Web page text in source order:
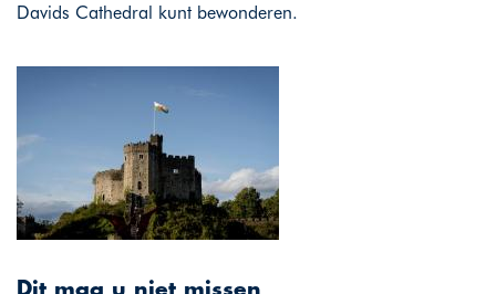
Davids Cathedral kunt bewonderen.